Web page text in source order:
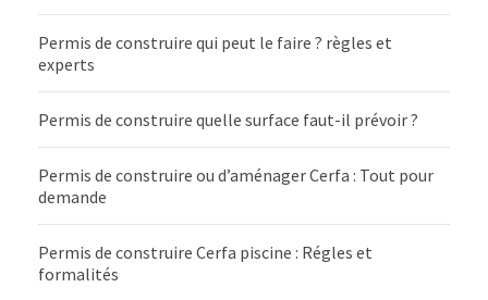
Permis de construire qui peut le faire ? règles et
experts
Permis de construire quelle surface faut-il prévoir ?
Permis de construire ou d’aménager Cerfa : Tout pour
demande
Permis de construire Cerfa piscine : Régles et
formalités